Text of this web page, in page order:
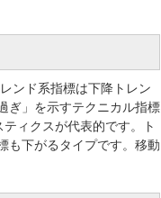
ンド系指標は下降トレン
ぎ」を示すテクニカル指標
ィクスが代表的です。ト
も下がるタイプです。移動